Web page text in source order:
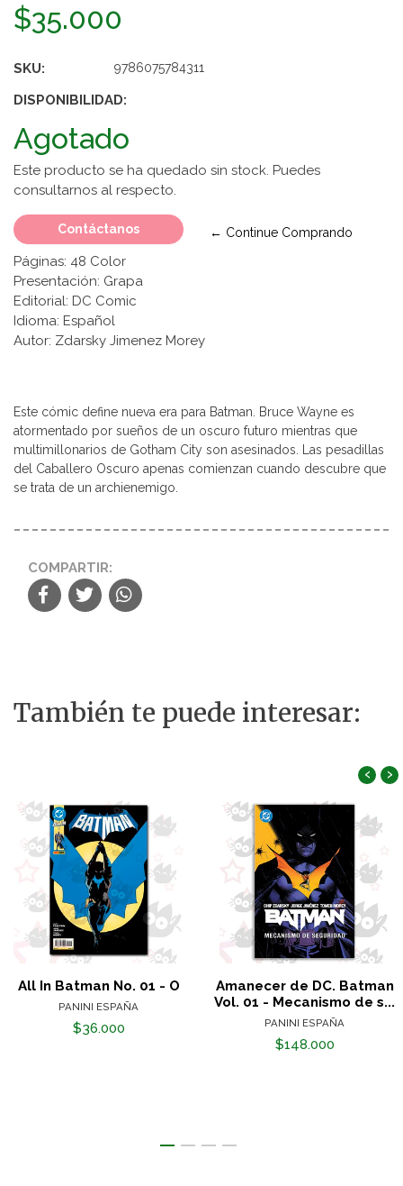
$35.000
SKU: 9786075784311
DISPONIBILIDAD:
Agotado
Este producto se ha quedado sin stock. Puedes
consultarnos al respecto.
Contáctanos ← Continue Comprando
Páginas: 48 Color
Presentación: Grapa
Editorial: DC Comic
Idioma: Español
Autor: Zdarsky Jimenez Morey
Este cómic define nueva era para Batman. Bruce Wayne es
atormentado por sueños de un oscuro futuro mientras que
multimillonarios de Gotham City son asesinados. Las pesadillas
del Caballero Oscuro apenas comienzan cuando descubre que
se trata de un archienemigo.
COMPARTIR:
También te puede interesar:
All In Batman No. 01 - O
PANINI ESPAÑA
$36.000
Amanecer de DC. Batman
Vol. 01 - Mecanismo de s...
PANINI ESPAÑA
$148.000
‹ ›